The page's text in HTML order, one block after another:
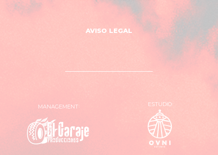
AVISO LEGAL
MANAGEMENT ESTUDIO